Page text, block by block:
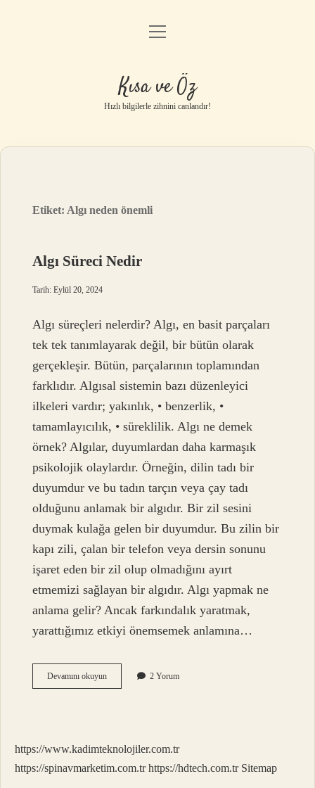
Anasayfa
Gizlilik Politikası
Yasal Uyarı
menüyü
Kısa ve Öz
Hızlı bilgilerle zihnini canlandır!
Etiket: Algı neden önemli
Algı Süreci Nedir
Tarih: Eylül 20, 2024
Algı süreçleri nelerdir? Algı, en basit parçaları
tek tek tanımlayarak değil, bir bütün olarak
gerçekleşir. Bütün, parçalarının toplamından
farklıdır. Algısal sistemin bazı düzenleyici
ilkeleri vardır; yakınlık, • benzerlik, •
tamamlayıcılık, • süreklilik. Algı ne demek
örnek? Algılar, duyumlardan daha karmaşık
psikolojik olaylardır. Örneğin, dilin tadı bir
duyumdur ve bu tadın tarçın veya çay tadı
olduğunu anlamak bir algıdır. Bir zil sesini
duymak kulağa gelen bir duyumdur. Bu zilin bir
kapı zili, çalan bir telefon veya dersin sonunu
işaret eden bir zil olup olmadığını ayırt
etmemizi sağlayan bir algıdır. Algı yapmak ne
anlama gelir? Ancak farkındalık yaratmak,
yarattığımız etkiyi önemsemek anlamına…
Devamını okuyunAlgı
Süreci
2 Yorum
https://www.kadimteknolojiler.com.tr
https://spinavmarketim.com.tr https://hdtech.com.tr Sitemap